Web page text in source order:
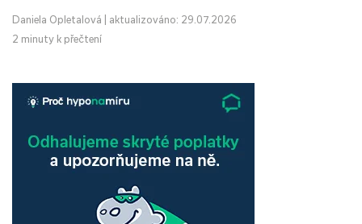
Daniela Opletalová
aktualizováno: 29.07.2026
2 minuty k přečtení